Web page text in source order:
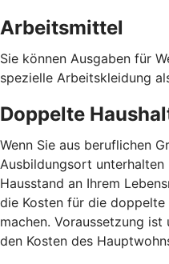
Arbeitsmittel
Sie können Ausgaben für
spezielle Arbeitskleidung
Doppelte
Wenn Sie aus beruflichen
Ausbildungsort
Hausstand an Ihrem
die Kosten für die
machen. Voraussetzung
den Kosten des